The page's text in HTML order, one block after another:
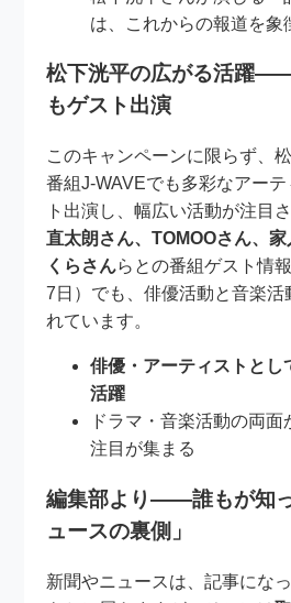
は、これからの報道を象
松下洸平の広がる活躍
もゲスト出演
このキャンペーンに限らず、
番組J-WAVEでも多彩なアー
ト出演し、幅広い活動が注目
直太朗さん、TOMOOさん、
くらさんらとの番組ゲスト情
7日）でも、俳優活動と音楽活
れています。
俳優・アーティストとし
活躍
ドラマ・音楽活動の両
注目が集まる
編集部より――誰もが知
ュースの裏側」
新聞やニュースは、記事にな